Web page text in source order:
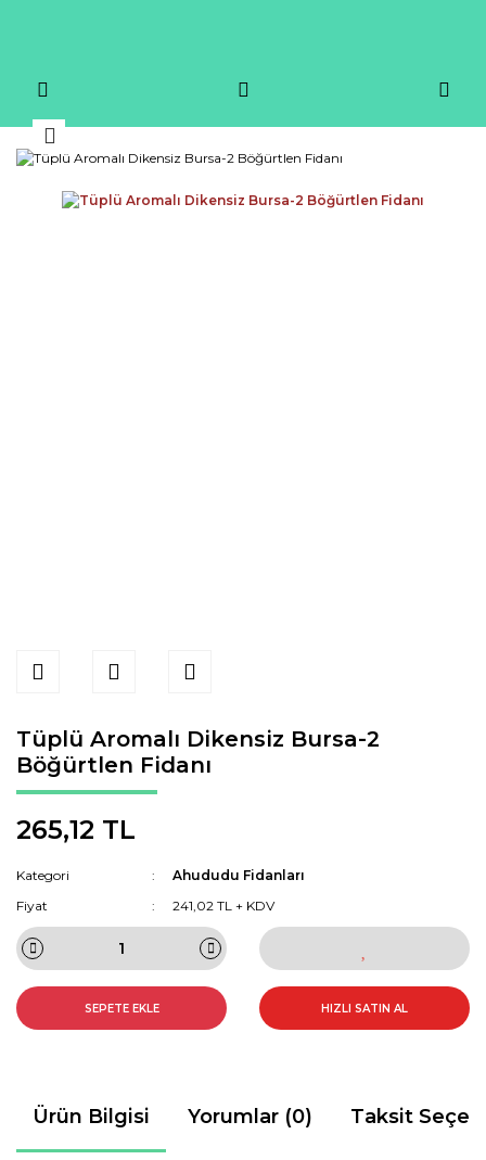
Tüplü Aromalı Dikensiz Bursa-2
Böğürtlen Fidanı
265,12 TL
Kategori
Ahududu Fidanları
Fiyat
241,02 TL + KDV
SEPETE EKLE HIZLI SATIN AL
Ürün Bilgisi Yorumlar (0) Taksit